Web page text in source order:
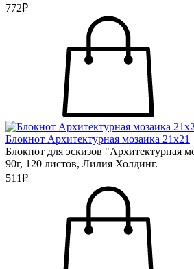
772₽
Блокнот Архитектурная мозаика 21х21
Блокнот для эскизов "Архитектурная
90г, 120 листов, Лилия Холдинг.
511₽